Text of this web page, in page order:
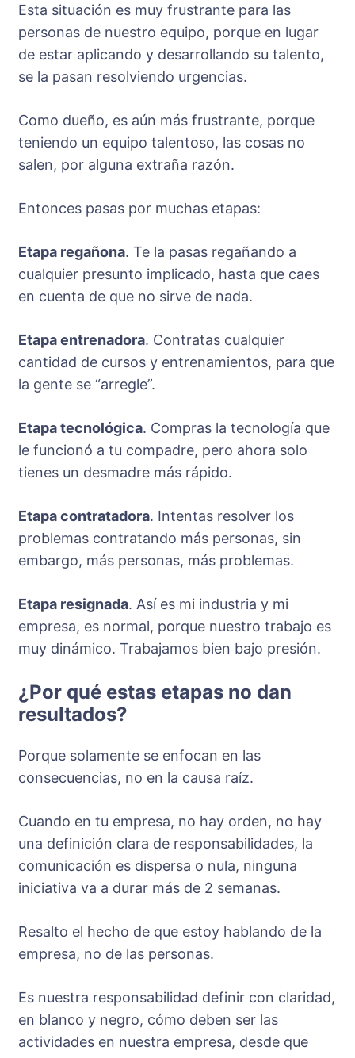
Esta situación es muy frustrante para las
personas de nuestro equipo, porque en lugar
de estar aplicando y desarrollando su talento,
se la pasan resolviendo urgencias.
Como dueño, es aún más frustrante, porque
teniendo un equipo talentoso, las cosas no
salen, por alguna extraña razón.
Entonces pasas por muchas etapas:
Etapa regañona. Te la pasas regañando a
cualquier presunto implicado, hasta que caes
en cuenta de que no sirve de nada.
Etapa entrenadora. Contratas cualquier
cantidad de cursos y entrenamientos, para que
la gente se “arregle”.
Etapa tecnológica. Compras la tecnología que
le funcionó a tu compadre, pero ahora solo
tienes un desmadre más rápido.
Etapa contratadora. Intentas resolver los
problemas contratando más personas, sin
embargo, más personas, más problemas.
Etapa resignada. Así es mi industria y mi
empresa, es normal, porque nuestro trabajo es
muy dinámico. Trabajamos bien bajo presión.
¿Por qué estas etapas no dan
resultados?
Porque solamente se enfocan en las
consecuencias, no en la causa raíz.
Cuando en tu empresa, no hay orden, no hay
una definición clara de responsabilidades, la
comunicación es dispersa o nula, ninguna
iniciativa va a durar más de 2 semanas.
Resalto el hecho de que estoy hablando de la
empresa, no de las personas.
Es nuestra responsabilidad definir con claridad,
en blanco y negro, cómo deben ser las
actividades en nuestra empresa, desde que